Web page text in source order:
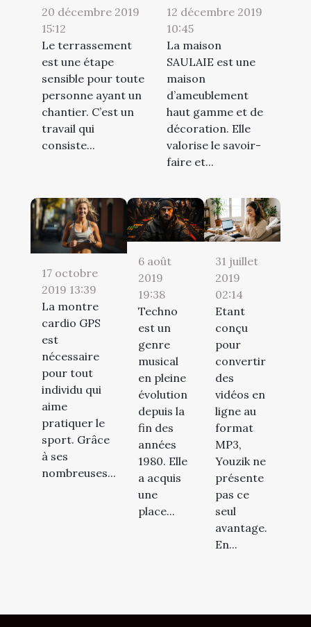
20 décembre 2019
15:12
Le terrassement
est une étape
sensible pour toute
personne ayant un
chantier. C’est un
travail qui
consiste...
12 décembre 2019
10:45
La maison
SAULAIE est une
maison
d’ameublement
haut gamme et de
décoration. Elle
valorise le savoir-
faire et...
17 octobre
2019 13:39
La montre
cardio GPS
est
nécessaire
pour tout
individu qui
aime
pratiquer le
sport. Grâce
à ses
nombreuses...
6 août
2019
19:38
Techno
est un
genre
musical
en pleine
évolution
depuis la
fin des
années
1980. Elle
a acquis
une
place...
31 juillet
2019
02:14
Etant
conçu
pour
convertir
des
vidéos en
ligne au
format
MP3,
Youzik ne
présente
pas ce
seul
avantage.
En...